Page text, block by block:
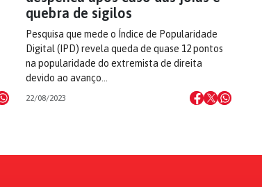
quebra de sigilos
Pesquisa que mede o Índice de Popularidade
Digital (IPD) revela queda de quase 12 pontos
na popularidade do extremista de direita
devido ao avanço…
22/08/2023